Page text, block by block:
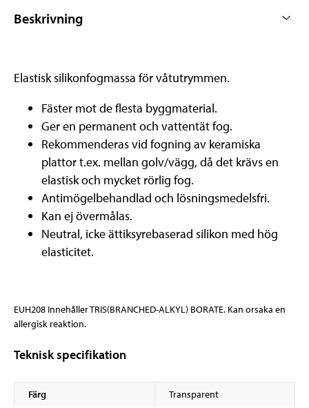
Beskrivning
Elastisk silikonfogmassa för våtutrymmen.
Fäster mot de flesta byggmaterial.
Ger en permanent och vattentät fog.
Rekommenderas vid fogning av keramiska
plattor t.ex. mellan golv/vägg, då det krävs en
elastisk och mycket rörlig fog.
Antimögelbehandlad och lösningsmedelsfri.
Kan ej övermålas.
Neutral, icke ättiksyrebaserad silikon med hög
elasticitet.
EUH208 Innehåller TRIS(BRANCHED-ALKYL) BORATE. Kan orsaka en
allergisk reaktion.
Teknisk specifikation
Färg
Transparent